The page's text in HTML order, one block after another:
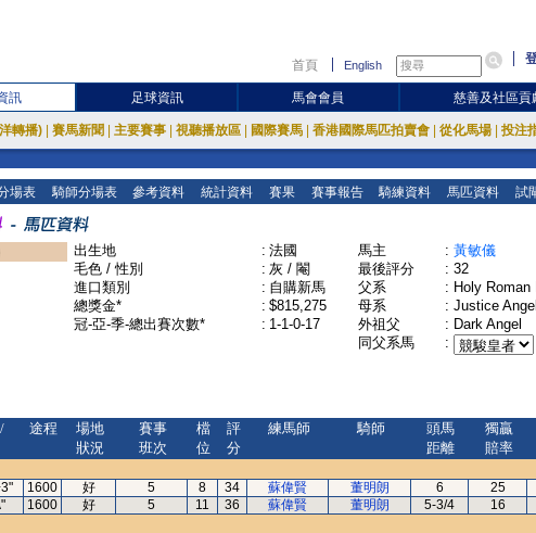
首頁 English
訊 足球資訊 馬會會員 慈善及社區貢
轉播) 賽馬新聞 主要賽事 視聽播放區 國際賽馬 香港國際馬匹拍賣會 從化馬場 投注
場表 騎師分場表 參考資料 統計資料 賽果 賽事報告 騎練資料 馬匹資料 試
出生地 : 法國
毛色 / 性別
: 灰 / 閹
進口類別
: 自購新馬
總獎金*
: $815,275
冠-亞-季-總出賽次數*
: 1-1-0-17
馬主 : 黃敏儀
最後評分
: 32
父系
: Holy Roman
母系
: Justice Angel
外祖父
: Dark Angel
同父系馬
:
途程
場地
狀況
賽事
班次
檔
位
評
分
練馬師 騎師
頭馬
距離
獨贏
賠率
1600 好 5 8 34 蘇偉賢 董明朗 6 25
1600 好 5 11 36 蘇偉賢 董明朗 5-3/4 16